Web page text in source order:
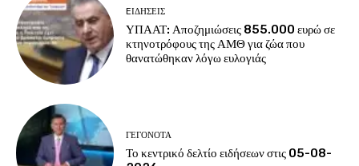
EΙΔΗΣΕΙΣ
ΥΠΑΑΤ: Αποζημιώσεις 855.000 ευρώ σε
κτηνοτρόφους της ΑΜΘ για ζώα που
θανατώθηκαν λόγω ευλογιάς
ΓΕΓΟΝΟΤΑ
Το κεντρικό δελτίο ειδήσεων στις 05-08-